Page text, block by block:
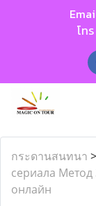
โทร
กระดานสนทนา >
сериала
онлайн